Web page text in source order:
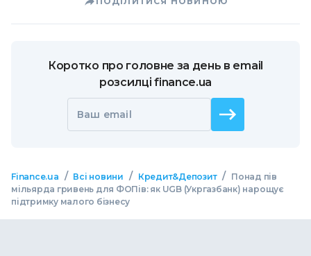
Коротко про головне за день в email
розсилці finance.ua
Ваш email
Finance.ua / Всі новини / Кредит&Депозит / Понад пів
мільярда гривень для ФОПів: як UGB (Укргазбанк) нарощує
підтримку малого бізнесу